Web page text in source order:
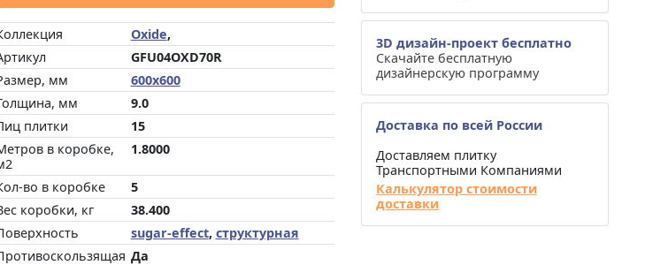
Oxide,
GFU04OXD70R
мм
600x600
мм
9.0
плитки
15
в коробке,
1.8000
во в коробке
5
коробки, кг
38.400
sugar-effect, структурная
Да
3D дизайн-проект бесплатно
Скачайте бесплатную
дизайнерскую программу
Доставка по всей России
Доставляем плитку
Транспортными Компаниями
Калькулятор стоимости
доставки